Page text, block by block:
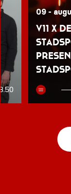
09 -
V11 x